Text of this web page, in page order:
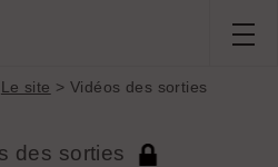
Le site > Vidéos des sorties
des sorties